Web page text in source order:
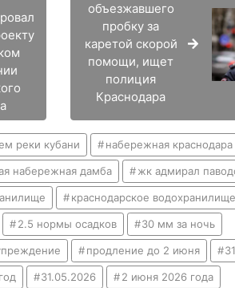
объезжавшего
пробку за
каретой скорой
помощи, ищет
полиция
Краснодара
реки кубани набережная краснодара
набережная дамба жк адмирал
краснодарское водохранилище
2.5 нормы осадков 30 мм за ночь
продление до 2 июня
31.05.2026 2 июня 2026 года